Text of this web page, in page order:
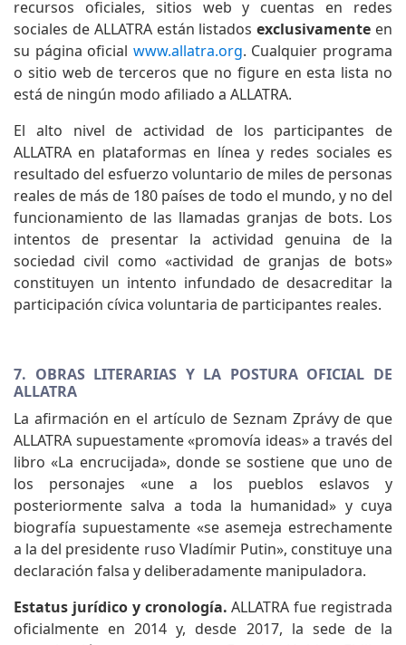
recursos oficiales, sitios web y cuentas en redes
sociales de ALLATRA están listadosexclusivamente en
su página oficial www.allatra.org. Cualquier programa
o sitio web de terceros que no figure en esta lista no
está de ningún modo afiliado a ALLATRA.
El alto nivel de actividad de los participantes de
ALLATRA en plataformas en línea y redes sociales es
resultado del esfuerzo voluntario de miles de personas
reales de más de 180 países de todo el mundo, y no del
funcionamiento de las llamadas granjas de bots. Los
intentos de presentar la actividad genuina de la
sociedad civil como «actividad de granjas de bots»
constituyen un intento infundado de desacreditar la
participación cívica voluntaria de participantes reales.
7. OBRAS LITERARIAS Y LA POSTURA OFICIAL DE
ALLATRA
La afirmación en el artículo de Seznam Zprávy de que
ALLATRA supuestamente «promovía ideas» a través del
libro «La encrucijada», donde se sostiene que uno de
los personajes «une a los pueblos eslavos y
posteriormente salva a toda la humanidad» y cuya
biografía supuestamente «se asemeja estrechamente
a la del presidente ruso Vladímir Putin», constituye una
declaración falsa y deliberadamente manipuladora.
Estatus jurídico y cronología. ALLATRA fue registrada
oficialmente en 2014 y, desde 2017, la sede de la